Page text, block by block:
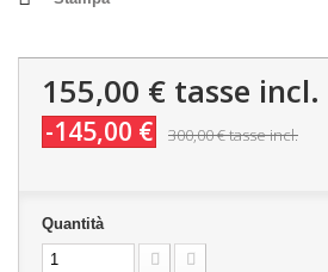
155,00 € tasse incl.
-145,00 € 300,00 €tasse incl.
Quantità